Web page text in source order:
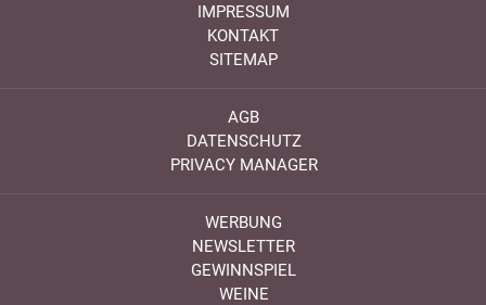
IMPRESSUM
KONTAKT
SITEMAP
AGB
DATENSCHUTZ
PRIVACY MANAGER
WERBUNG
NEWSLETTER
GEWINNSPIEL
WEINE